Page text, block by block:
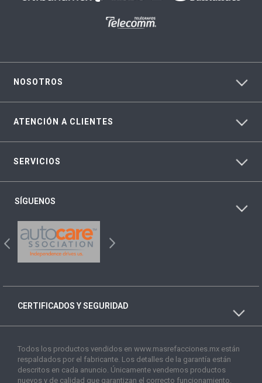
NOSOTROS
ATENCIÓN A CLIENTES
SERVICIOS
SÍGUENOS
CERTIFICADOS Y SEGURIDAD
Todos los productos vendidos en www.masrefacciones.mx están
respaldados por el fabricante. Los detalles de la garantía están
descritos en cada anuncio. Únicamente vendemos productos
nuevos y de calidad que garantizan el correcto funcionamiento.